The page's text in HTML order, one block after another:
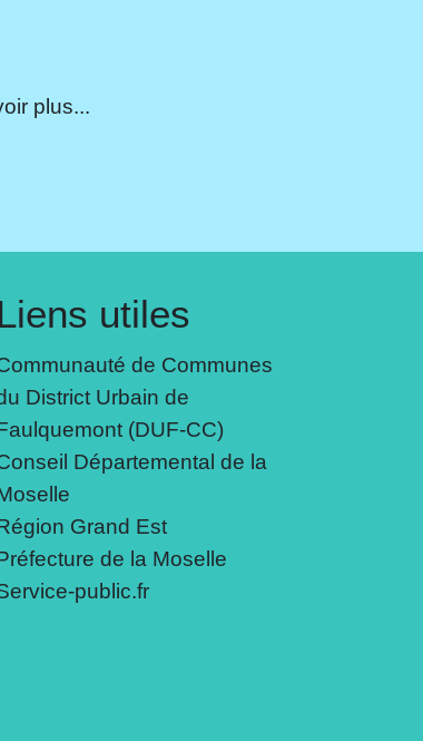
plus...
Liens utiles
de Communes
District Urbain de
(DUF-CC)
Départemental de la
Grand Est
de la Moselle
public.fr